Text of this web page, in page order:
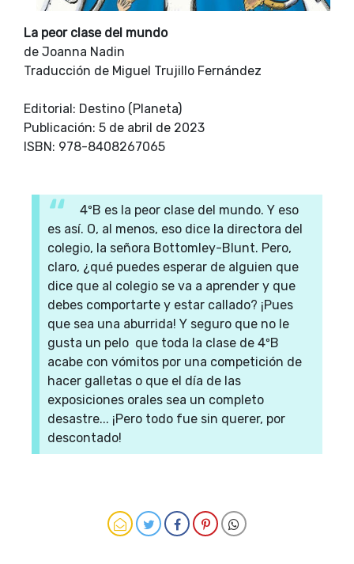
La peor clase del mundo
de Joanna Nadin
Traducción de Miguel Trujillo Fernández
Editorial: Destino (Planeta)
Publicación: 5 de abril de 2023
ISBN: 978-8408267065
4ºB es la peor clase del mundo. Y eso
es así. O, al menos, eso dice la directora del
colegio, la señora Bottomley-Blunt. Pero,
claro, ¿qué puedes esperar de alguien que
dice que al colegio se va a aprender y que
debes comportarte y estar callado? ¡Pues
que sea una aburrida! Y seguro que no le
gusta un pelo que toda la clase de 4ºB
acabe con vómitos por una competición de
hacer galletas o que el día de las
exposiciones orales sea un completo
desastre... ¡Pero todo fue sin querer, por
descontado!